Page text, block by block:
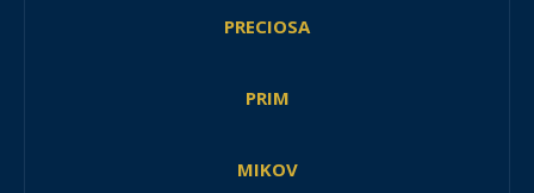
PRECIOSA
PRIM
MIKOV